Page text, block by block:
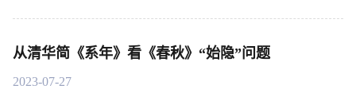
从清华简《系年》看《春秋》“始隐”问题
2023-07-27